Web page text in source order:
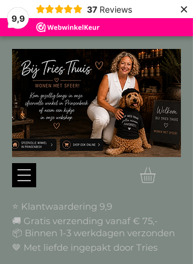
9,9
37 Reviews ×
⭐ Klantwaardering 9,9
🚚 Gratis verzending vanaf € 75,-
📦 Binnen 1-3 werkdagen verzonden
🤎 Met liefde ingepakt door Tries